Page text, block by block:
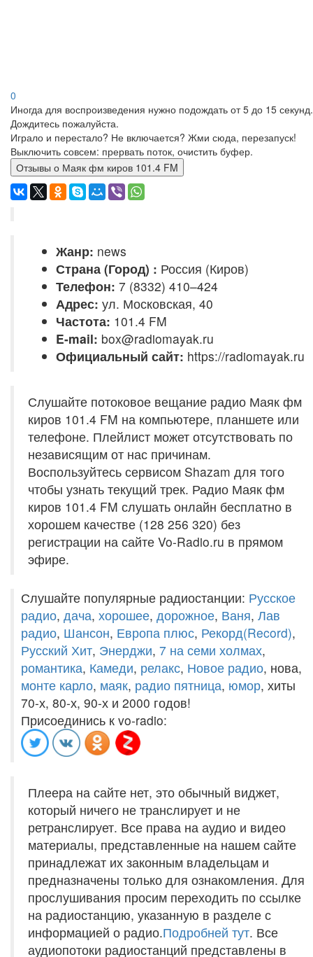
0
Иногда для воспроизведения нужно подождать от 5 до 15 секунд.
Дождитесь пожалуйста.
Играло и перестало? Не включается? Жми сюда, перезапуск!
Выключить совсем: прервать поток, очистить буфер.
Отзывы о Маяк фм киров 101.4 FM
Жанр: news
Страна (Город) : Россия (Киров)
Телефон: 7 (8332) 410–424
Адрес: ул. Московская, 40
Частота: 101.4 FM
E-mail: box@radiomayak.ru
Официальный сайт: https://radiomayak.ru
Слушайте потоковое вещание радио Маяк фм
киров 101.4 FM на компьютере, планшете или
телефоне. Плейлист может отсутствовать по
независящим от нас причинам.
Воспользуйтесь сервисом Shazam для того
чтобы узнать текущий трек. Радио Маяк фм
киров 101.4 FM слушать онлайн бесплатно в
хорошем качестве (128 256 320) без
регистрации на сайте Vo-Radio.ru в прямом
эфире.
Слушайте популярные радиостанции: Русское
радио, дача, хорошее, дорожное, Ваня, Лав
радио, Шансон, Европа плюс, Рекорд(Record),
Русский Хит, Энерджи, 7 на семи холмах,
романтика, Камеди, релакс, Новое радио, нова,
монте карло, маяк, радио пятница, юмор, хиты
70-х, 80-х, 90-х и 2000 годов!
Присоединись к vo-radio:
Плеера на сайте нет, это обычный виджет,
который ничего не транслирует и не
ретранслирует. Все права на аудио и видео
материалы, представленные на нашем сайте
принадлежат их законным владельцам и
предназначены только для ознакомления. Для
прослушивания просим переходить по ссылке
на радиостанцию, указанную в разделе с
информацией о радио.Подробней тут. Все
аудиопотоки радиостанций представлены в